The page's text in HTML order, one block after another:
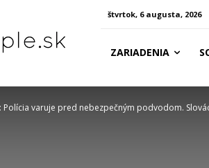
štvrtok, 6 augusta, 2026
ZARIADENIA
Polícia varuje pred nebezpečným podvodom.